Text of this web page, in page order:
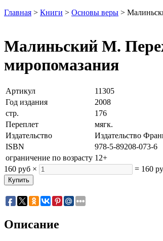
Главная > Книги > Основы веры >
Малиньский М.
миропомазания
Артикул
11305
Год издания
2008
стр.
176
Переплет
мягк.
Издательство
Издательство
ISBN
978-5-89208-073-6
ограничение по возрасту 12+
160 руб × = 160
Описание